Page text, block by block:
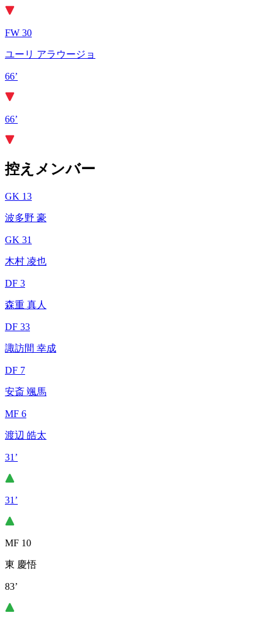
FW 30
ユーリ アラウージョ
66’
66’
控えメンバー
GK 13
波多野 豪
GK 31
木村 凌也
DF 3
森重 真人
DF 33
諏訪間 幸成
DF 7
安斎 颯馬
MF 6
渡辺 皓太
31’
31’
MF 10
東 慶悟
83’